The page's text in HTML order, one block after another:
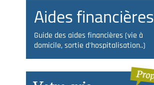
Aides financières
Guide des aides financières (vie à
domicile, sortie d'hospitalisation..)